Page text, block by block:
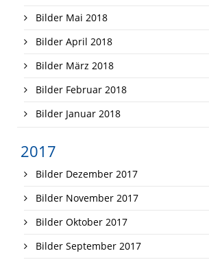
Bilder Mai 2018
Bilder April 2018
Bilder März 2018
Bilder Februar 2018
Bilder Januar 2018
2017
Bilder Dezember 2017
Bilder November 2017
Bilder Oktober 2017
Bilder September 2017